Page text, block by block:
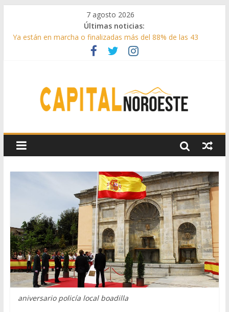
7 agosto 2026
Últimas noticias:
Ya están en marcha o finalizadas más del 88% de las 43
medidas urgentes para reconstruir la Sierra Oeste
Cerca de 33.000 asistentes en los espectáculos de la
kilos de forraje a las ganaderías afectadas por los incendios
de la Sierra Oeste
Guadarrama abre matricula 2026-2027 del Aula de
Humanidades
aniversario policía local boadilla